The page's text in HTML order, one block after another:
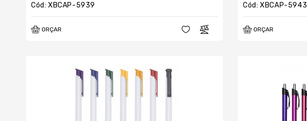
Cód: XBCAP-5939
ORÇAR
Cód: XBCAP-5943
ORÇAR